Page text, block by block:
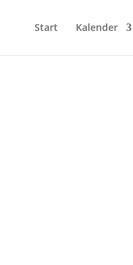
Start Kalender